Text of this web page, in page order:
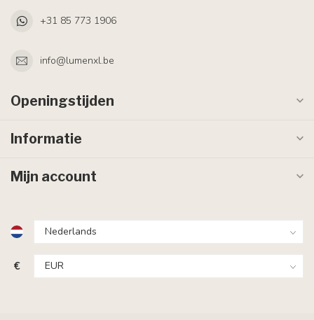
+31 85 773 1906
info@lumenxl.be
Openingstijden
Informatie
Mijn account
€